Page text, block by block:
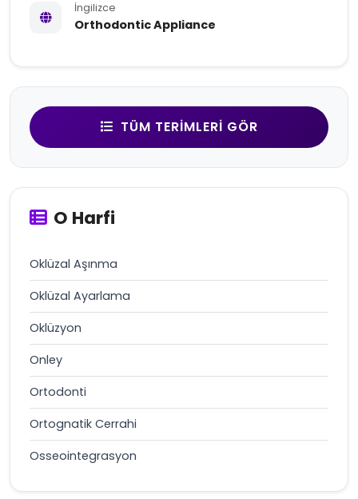
İngilizce
Orthodontic Appliance
TÜM TERIMLERI GÖR
O Harfi
Oklüzal Aşınma
Oklüzal Ayarlama
Oklüzyon
Onley
Ortodonti
Ortognatik Cerrahi
Osseointegrasyon